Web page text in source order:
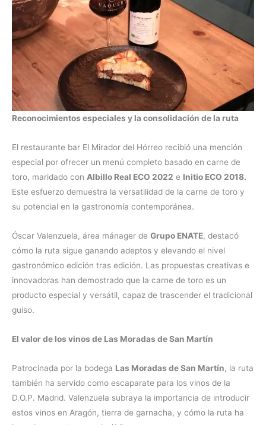
Reconocimientos especiales y la consolidación de la ruta
El restaurante bar El Mirador del Hórreo recibió una mención
especial por ofrecer un menú completo basado en carne de
toro, maridado con Albillo Real ECO 2022 e Initio ECO 2018.
Este esfuerzo demuestra la versatilidad de la carne de toro y
su potencial en la gastronomía contemporánea.
Óscar Valenzuela, área mánager de Grupo ENATE, destacó
cómo la ruta sigue ganando adeptos y elevando el nivel
gastronómico edición tras edición. Las propuestas creativas e
innovadoras han demostrado que la carne de toro es un
producto especial y versátil, capaz de trascender el tradicional
guiso.
El valor de los vinos de Las Moradas de San Martín
Patrocinada por la bodega Las Moradas de San Martín, la ruta
también ha servido como escaparate para los vinos de la
D.O.P. Madrid. Valenzuela subraya la importancia de introducir
estos vinos en Aragón, tierra de garnacha, y cómo la ruta ha